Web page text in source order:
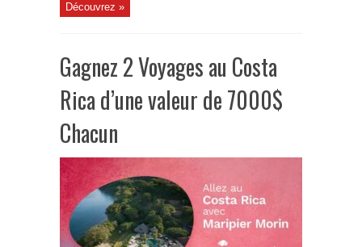
Découvrez »
Gagnez 2 Voyages au Costa
Rica d’une valeur de 7000$
Chacun